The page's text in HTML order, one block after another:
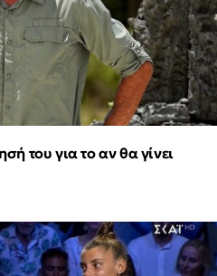
του για το αν θα γίνει